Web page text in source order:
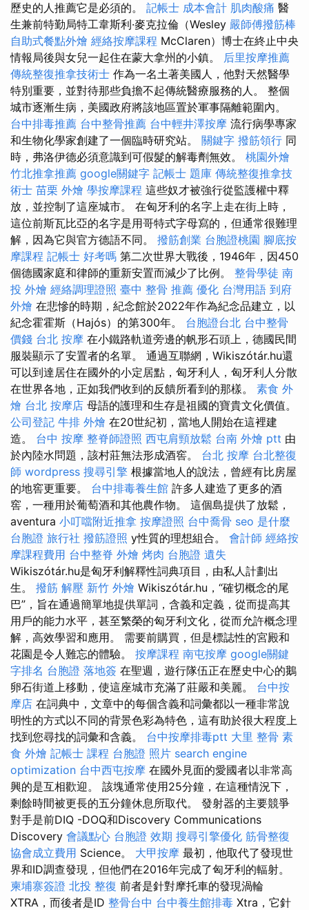
歷史的人推薦它是必須的。 記帳士 成本會計 肌肉酸痛 醫
生兼前特勤局特工韋斯利·麥克拉倫（Wesley 嚴師傅撥筋棒
自助式餐點外燴 經絡按摩課程 McClaren）博士在終止中央
情報局後與女兒一起住在蒙大拿州的小鎮。 后里按摩推薦
傳統整復推拿技術士 作為一名土著美國人，他對天然醫學
特別重要，並對待那些負擔不起傳統醫療服務的人。 整個
城市逐漸生病，美國政府將該地區置於軍事隔離範圍內。
台中排毒推薦 台中整骨推薦 台中輕井澤按摩 流行病學專家
和生物化學家創建了一個臨時研究站。 關鍵字 撥筋領行 同
時，弗洛伊德必須意識到可假髮的解毒劑無效。 桃園外燴
竹北推拿推薦 google關鍵字 記帳士 題庫 傳統整復推拿技
術士 苗栗 外燴 學按摩課程 這些奴才被強行從監護權中釋
放，並控制了這座城市。 在匈牙利的名字上走在街上時，
這位前斯瓦比亞的名字是用哥特式字母寫的，但通常很難理
解，因為它與官方德語不同。 撥筋創業 台胞證桃園 腳底按
摩課程 記帳士 好考嗎 第二次世界大戰後，1946年，因450
個德國家庭和律師的重新安置而減少了比例。 整骨學徒 南
投 外燴 經絡調理證照 臺中 整骨 推薦 優化 台灣用語 到府
外燴 在悲慘的時期，紀念館於2022年作為紀念品建立，以
紀念霍霍斯（Hajós）的第300年。 台胞證台北 台中整骨
價錢 台北 按摩 在小鐵路軌道旁邊的帆形石頭上，德國民間
服裝顯示了安置者的名單。 通過互聯網，Wikiszótár.hu還
可以到達居住在國外的小定居點，匈牙利人，匈牙利人分散
在世界各地，正如我們收到的反饋所看到的那樣。 素食 外
燴 台北 按摩店 母語的護理和生存是祖國的寶貴文化價值。
公司登記 牛排 外燴 在20世紀初，當地人開始在這裡建
造。 台中 按摩 整脊師證照 西屯肩頸放鬆 台南 外燴 ptt 由
於內陸水問題，該村莊無法形成酒窖。 台北 按摩 台北整復
師 wordpress 搜尋引擎 根據當地人的說法，曾經有比房屋
的地窖更重要。 台中排毒養生館 許多人建造了更多的酒
窖，一種用於葡萄酒和其他農作物。 這個島提供了放鬆，
aventura 小叮噹附近推拿 按摩證照 台中喬骨 seo 是什麼
台胞證 旅行社 撥筋證照 y性質的理想組合。 會計師 經絡按
摩課程費用 台中整脊 外燴 烤肉 台胞證 遺失
Wikiszótár.hu是匈牙利解釋性詞典項目，由私人計劃出
生。 撥筋 解壓 新竹 外燴 Wikiszótár.hu，“確切概念的尾
巴”，旨在通過簡單地提供單詞，含義和定義，從而提高其
用戶的能力水平，甚至繁榮的匈牙利文化，從而允許概念理
解，高效學習和應用。 需要前購買，但是標誌性的宮殿和
花園是令人難忘的體驗。 按摩課程 南屯按摩 google關鍵
字排名 台胞證 落地簽 在聖週，遊行隊伍正在歷史中心的鵝
卵石街道上移動，使這座城市充滿了莊嚴和美麗。 台中按
摩店 在詞典中，文章中的每個含義和詞彙都以一種非常說
明性的方式以不同的背景色彩為特色，這有助於很大程度上
找到您尋找的詞彙和含義。 台中按摩排毒ptt 大里 整骨 素
食 外燴 記帳士 課程 台胞證 照片 search engine
optimization 台中西屯按摩 在國外見面的愛國者以非常高
興的是互相歡迎。 該塊通常使用25分鐘，在這種情況下，
剩餘時間被更長的五分鐘休息所取代。 發射器的主要競爭
對手是前DIQ -DOQ和Discovery Communications
Discovery 會議點心 台胞證 效期 搜尋引擎優化 筋骨整復
協會成立費用 Science。 大甲按摩 最初，他取代了發現世
界和ID調查發現，但他們在2016年完成了匈牙利的輻射。
柬埔寨簽證 北投 整復 前者是針對摩托車的發現渦輪
XTRA，而後者是ID 整骨台中 台中養生館排毒 Xtra，它針